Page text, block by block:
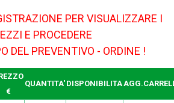
PER VISUALIZZARE I
E PROCEDERE
DEL PREVENTIVO - ORDINE !
€
QUANTITA' DISPONIBILITA